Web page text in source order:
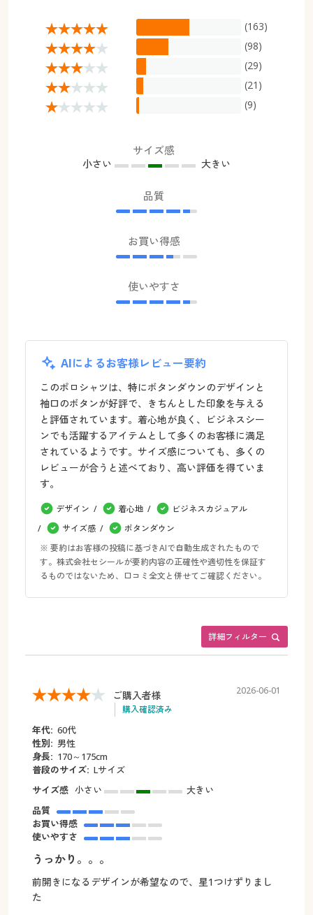
(163)
(98)
(29)
(21)
(9)
サイズ感
小さい 大きい
品質
お買い得感
使いやすさ
AIによるお客様レビュー要約
このポロシャツは、特にボタンダウンのデザインと
袖口のボタンが好評で、きちんとした印象を与える
と評価されています。着心地が良く、ビジネスシー
ンでも活躍するアイテムとして多くのお客様に満足
されているようです。サイズ感についても、多くの
レビューが合うと述べており、高い評価を得ていま
す。
デザイン 着心地
ビジネスカジュアル
サイズ感
ボタンダウン
※ 要約はお客様の投稿に基づきAIで自動生成されたもので
す。株式会社セシールが要約内容の正確性や適切性を保証す
るものではないため、口コミ全文と併せてご確認ください。
詳細フィルター
ご購入者様
購入確認済み
2026-06-01
年代: 60代
性別: 男性
身長: 170～175cm
普段のサイズ: Lサイズ
サイズ感 小さい
大きい
品質
お買い得感
使いやすさ
うっかり。。。
前開きになるデザインが希望なので、星1つけずりまし
た